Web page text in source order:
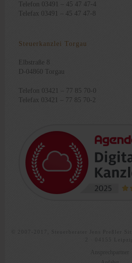
Telefon 03491 – 45 47 47-4
Telefax 03491 – 45 47 47-8
Steuerkanzlei Torgau
Elbstraße 8
D-04860 Torgau
Telefon 03421 – 77 85 70-0
Telefax 03421 – 77 85 70-2